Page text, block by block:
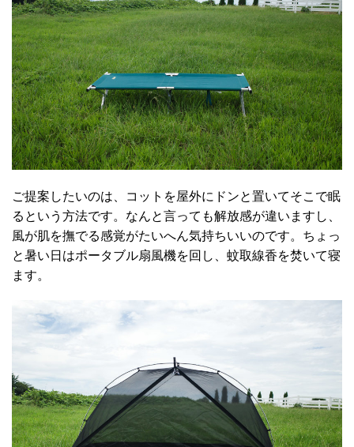
ご提案したいのは、コットを屋外にドンと置いてそこで眠
るという方法です。なんと言っても解放感が違いますし、
風が肌を撫でる感覚がたいへん気持ちいいのです。ちょっ
と暑い日はポータブル扇風機を回し、蚊取線香を焚いて寝
ます。